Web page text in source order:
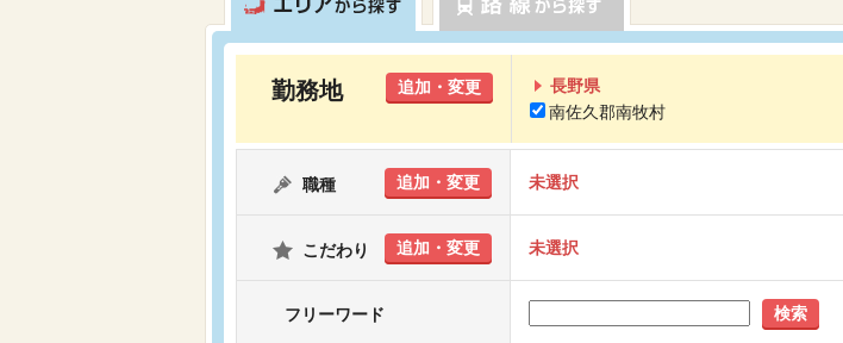
勤務地 追加・変更
長野県
南佐久郡南牧村
職種 追加・変更 未選択
こだわり 追加・変更 未選択
フリーワード 検索